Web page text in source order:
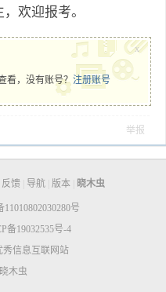
欢迎报考。
看，没有账号？ 注册账号
x
举报
反馈 导航 版本 晓木虫
号
备19032535号-4
秀信息互联网站
木虫